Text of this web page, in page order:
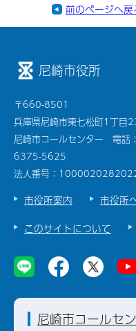
前のページへ戻
尼崎市役所
〒660-8501
兵庫県尼崎市東七松町1丁目
尼崎市コールセンター 電
6375-5625
法人番号：
市役所案内 市役所
このサイトについて
尼崎市コールセ